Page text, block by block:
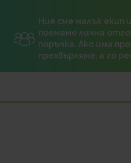
Ние сме малък екип
поемаме лична
поръчка. Ако има
прехвърляме, а го